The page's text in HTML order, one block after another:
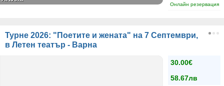
Онлайн резервация
Турне 2026: "Поетите и жената" на 7 Септември,
в Летен театър - Варна
30.00€
58.67лв